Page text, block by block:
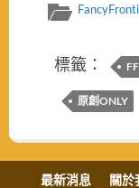
標籤：
原創ONLY
最新消息 關於